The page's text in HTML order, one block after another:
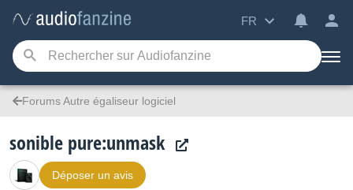
FR
Forums Autre égaliseur logiciel
sonible pure:unmask
Déposer un avis